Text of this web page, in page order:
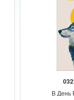
В День